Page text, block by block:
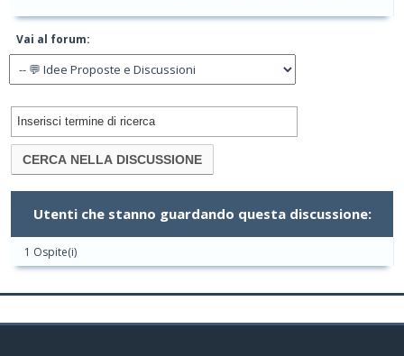
Vai al forum:
Utenti che stanno guardando questa discussione:
1 Ospite(i)